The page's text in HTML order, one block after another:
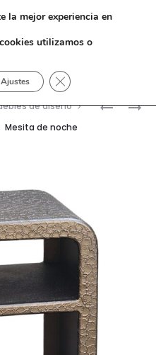
MESITA
MESITA
de diseño
Mesita de noche
la mejor experiencia en
utilizamos o
Ajustes Cerrar el banner de